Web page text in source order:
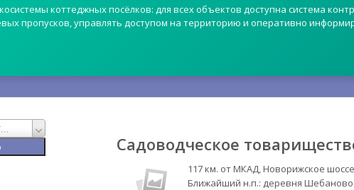
коттеджных посёлков: для всех объектов доступна система
пропусков, управлять доступом на территорию и оперативно
Садоводческое
117 км. от МКАД, Новорижское
Ближайший н.п.: деревня Шебаново